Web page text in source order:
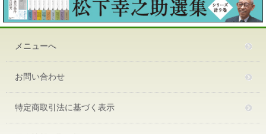
メニューへ
お問い合わせ
特定商取引法に基づく表示